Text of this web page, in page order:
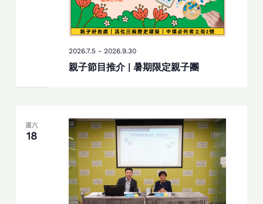
親子節目推介 | 暑期限定親子團
2026.7.5- 2026.9.30
週六
18